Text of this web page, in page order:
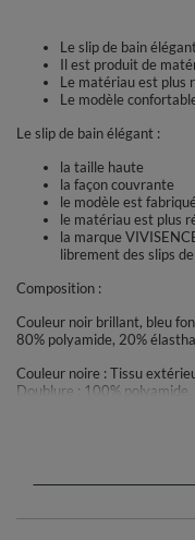
Le slip de bain
Il est produit de
Le matériau est plus
Le modèle
Le slip de bain élégant :
la taille haute
la façon couvrante
le modèle est
le matériau est plus
la marque
librement des slips
Composition :
Couleur noir brillant, bleu
80% polyamide, 20%
Couleur noire : Tissu
Doublure : 100% polyamide.